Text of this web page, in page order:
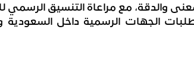
والدقة، مع مراعاة التنسيق الرسمي
الجهات الرسمية داخل